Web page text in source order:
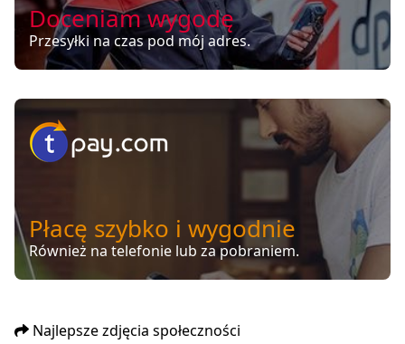
Doceniam wygodę
Przesyłki na czas pod mój adres.
Płacę szybko i wygodnie
Również na telefonie lub za pobraniem.
Najlepsze zdjęcia społeczności